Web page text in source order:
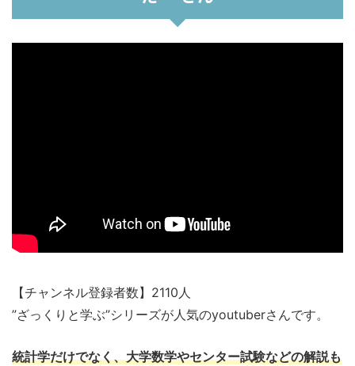
【チャンネル登録者数】2110人
”ざっくりと学ぶ”シリーズが人気のyoutuberさんです。
統計学だけでなく、大学数学やセンター試験などの解説も